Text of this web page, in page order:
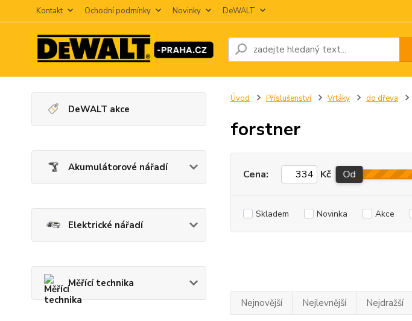
Kontakt Ochodní podmínky Novinky DeWALT
DeWALT akce
Akumulátorové nářadí
Elektrické nářadí
Měřící technika
Úvod Příslušenství Vrtáky do dřeva
forstner
Cena: Kč Od
Skladem Novinka Akce
Nejnovější Nejlevnější Nejdražší